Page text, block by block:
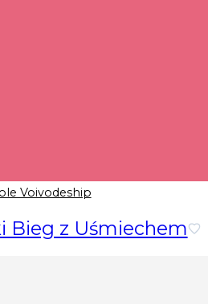
Voivodeship
Bieg z Uśmiechem